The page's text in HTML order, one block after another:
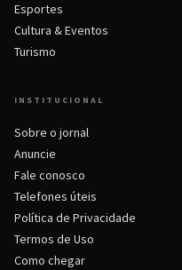
Esportes
Cultura & Eventos
Turismo
INSTITUCIONAL
Sobre o jornal
Anuncie
Fale conosco
Telefones úteis
Política de Privacidade
Termos de Uso
Como chegar